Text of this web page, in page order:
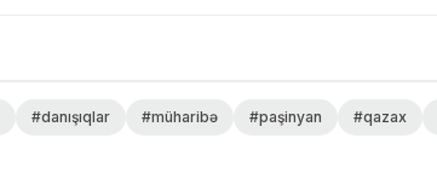
#danışıqlar #müharibə #paşinyan #qazax